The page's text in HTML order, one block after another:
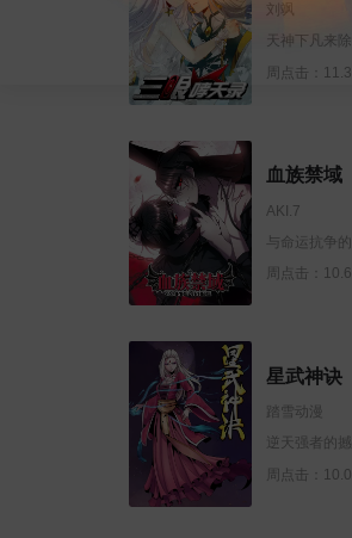
刘飒
天神下凡来
周点击：
血族禁域
AKI.7
与命运抗争
周点击：
星武神诀
踏雪动漫
逆天强者的
周点击：